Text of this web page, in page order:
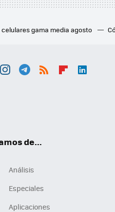
celulares gama media agosto
de...
Análisis
Especiales
Aplicaciones